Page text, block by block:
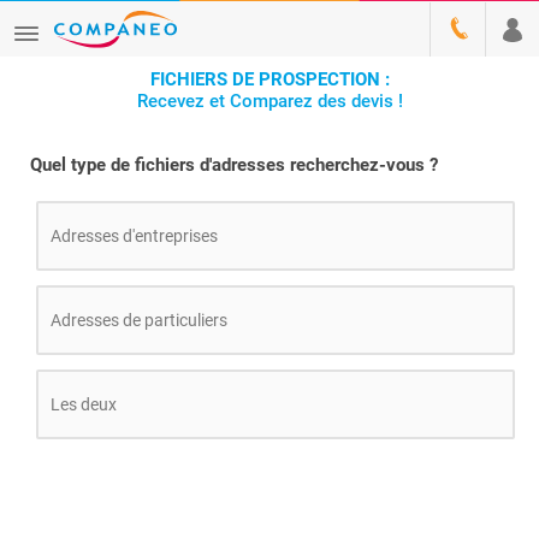
FICHIERS DE PROSPECTION :
Recevez et Comparez des devis !
Quel type de fichiers d'adresses recherchez-vous ?
Adresses d'entreprises
Adresses de particuliers
Les deux